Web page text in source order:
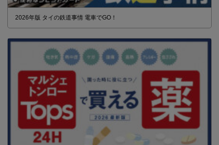
2026年版 タイの鉄道事情 電車でGO！